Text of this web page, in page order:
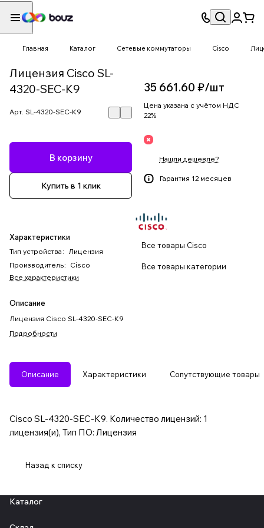
Главная Каталог Сетевые коммутаторы Cisco
Лицензия Cisco SL-
4320-SEC-K9
Арт. SL-4320-SEC-K9
В корзину
Купить в 1 клик
Характеристики
Тип устройства : Лицензия
Производитель: Cisco
Все характеристики
Описание
Лицензия Cisco SL-4320-SEC-K9
Подробности
35 661.60 ₽/шт
Цена указана с учётом НДС
22%
Нашли дешевле?
Гарантия 12 месяцев
Все товары Cisco
Все товары категории
Описание Характеристики Сопутствующие товары
Cisco SL-4320-SEC-K9. Количество лицензий: 1
лицензия(и), Тип ПО: Лицензия
Назад к списку
Каталог